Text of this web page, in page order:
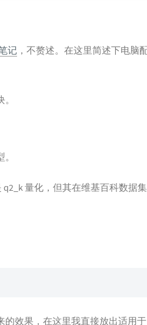
记 ，不赘述。在这里简述下电脑
q2_k 量化，但其在维基百科数据
效果，在这里我直接放出适用于